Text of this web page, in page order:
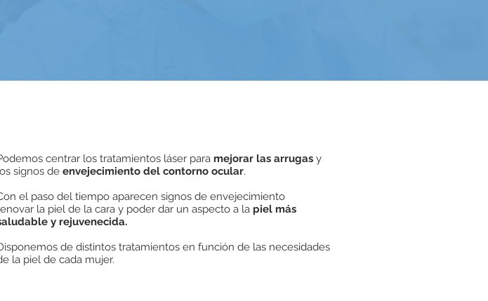
centrar los tratamientos láser para mejorar las arrugas y
signos de envejecimiento del contorno ocular.
el paso del tiempo aparecen signos de envejecimiento
la piel de la cara y poder dar un aspecto a la piel más
y rejuvenecida.
de distintos tratamientos en función de las necesidades
la piel de cada mujer.